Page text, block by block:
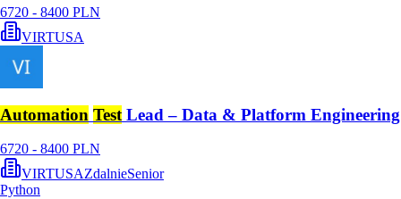
6720 - 8400 PLN
VIRTUSA
Automation Test Lead – Data & Platform Engineering
6720 - 8400 PLN
VIRTUSAZdalnieSenior
Python